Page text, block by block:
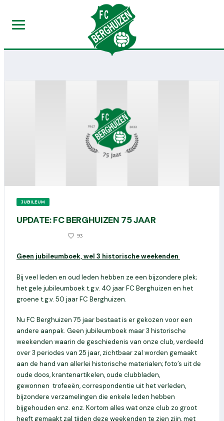
JUBILEUM
UPDATE: FC BERGHUIZEN 75 JAAR
93
Geen jubileumboek, wel 3 historische weekenden
Bij veel leden en oud leden hebben ze een bijzondere plek;
het gele jubileumboek t.g.v. 40 jaar FC Berghuizen en het
groene t.g.v. 50 jaar FC Berghuizen.
Nu FC Berghuizen 75 jaar bestaat is er gekozen voor een
andere aanpak. Geen jubileumboek maar 3 historische
weekenden waarin de geschiedenis van onze club, verdeeld
over 3 periodes van 25 jaar, zichtbaar zal worden gemaakt
aan de hand van allerlei historische materialen; foto’s uit de
oude doos, krantenartikelen, oude clubbladen,
gewonnen trofeeën, correspondentie uit het verleden,
bijzondere verzamelingen die enkele leden hebben
bijgehouden enz. enz. Kortom alles wat onze club zo groot
heeft gemaakt zal tijden deze weekenden te zien zijn, met